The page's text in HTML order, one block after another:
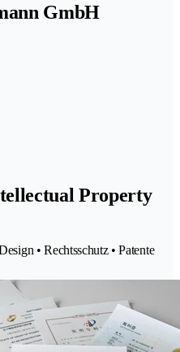
GmbH
Property
• Rechtsschutz • Patente